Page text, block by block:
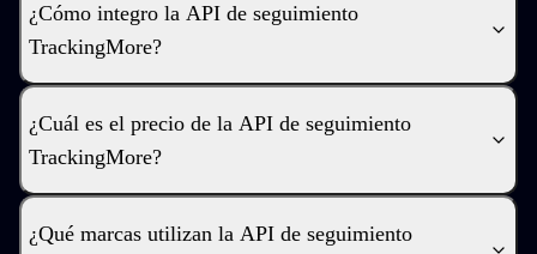
¿Cómo integro la API de seguimiento
TrackingMore?
¿Cuál es el precio de la API de seguimiento
TrackingMore?
¿Qué marcas utilizan la API de seguimiento